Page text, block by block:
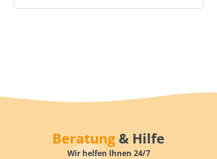
Beratung & Hilfe
Wir helfen Ihnen 24/7